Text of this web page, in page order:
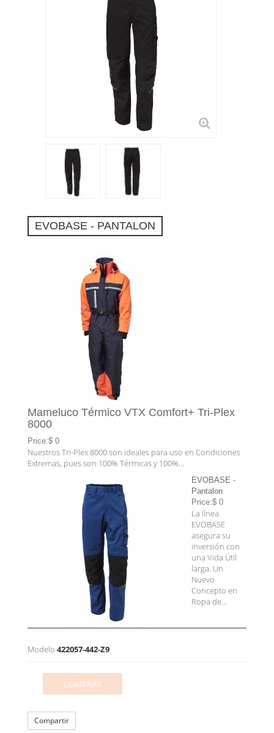
EVOBASE - PANTALON
Mameluco Térmico VTX Comfort+ Tri-Plex
8000
Price:$ 0
Nuestros Tri-Plex 8000 son ideales para uso en Condiciones
Extremas, pues son 100% Térmicas y 100%...
EVOBASE -
Pantalon
Price:$ 0
La línea
EVOBASE
asegura su
inversión con
una Vida Útil
larga. Un
Nuevo
Concepto en
Ropa de...
Modelo 422057-442-Z9
COMPRAR
Compartir